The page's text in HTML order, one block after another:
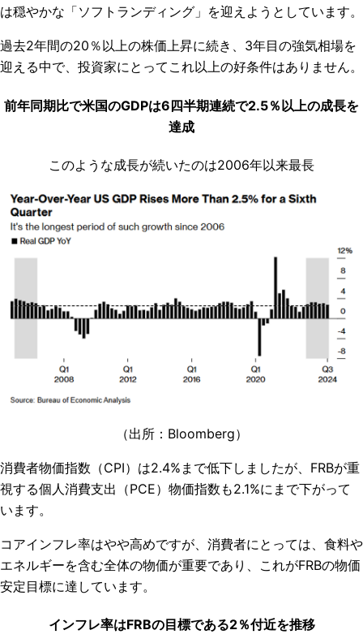
は穏やかな「ソフトランディング」を迎えようとしています。
過去2年間の20％以上の株価上昇に続き、3年目の強気相場を
迎える中で、投資家にとってこれ以上の好条件はありません。
前年同期比で米国のGDPは6四半期連続で2.5％以上の成長を
達成
このような成長が続いたのは2006年以来最長
（出所： Bloomberg）
消費者物価指数（CPI）は2.4%まで低下しましたが、FRBが重
視する個人消費支出（PCE）物価指数も2.1%にまで下がって
います。
コアインフレ率はやや高めですが、消費者にとっては、食料や
エネルギーを含む全体の物価が重要であり、これがFRBの物価
安定目標に達しています。
インフレ率はFRBの目標である2％付近を推移